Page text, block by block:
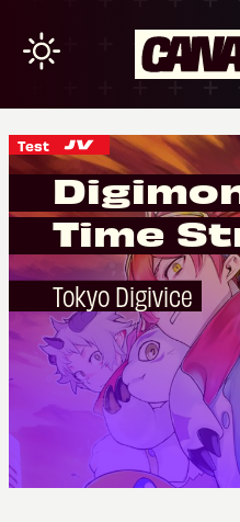
Test
Time
Tokyo Digivice